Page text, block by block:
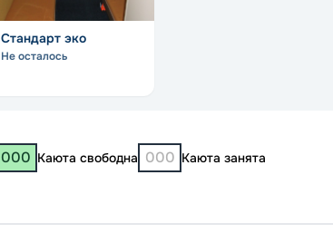
Стандарт эко
Не осталось
000 Каюта свободна 000 Каюта занята